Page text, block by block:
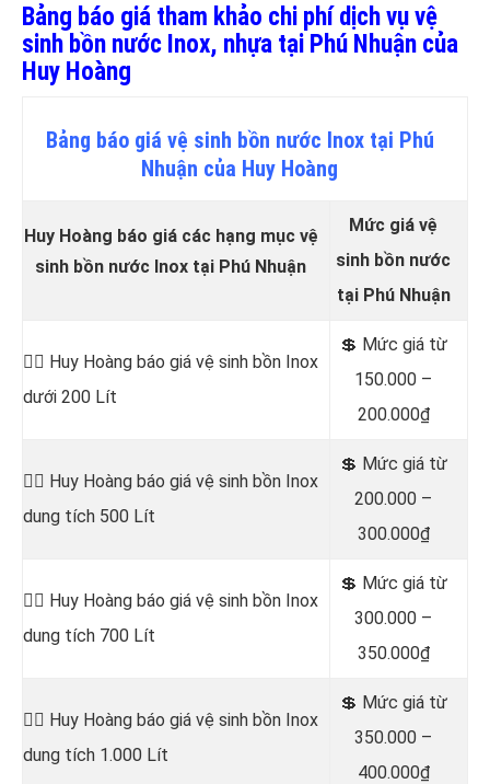
Bảng báo giá tham khảo chi phí dịch vụ vệ
sinh bồn nước Inox, nhựa tại Phú Nhuận của
Huy Hoàng
Bảng báo giá vệ sinh bồn nước Inox tại Phú
Nhuận của Huy Hoàng
Huy Hoàng báo giá các hạng mục vệ
sinh bồn nước Inox tại Phú Nhuận
Mức giá vệ
sinh bồn nước
tại Phú Nhuận
👷‍♂️ Huy Hoàng báo giá vệ sinh bồn Inox
dưới 200 Lít
💲 Mức giá từ
150.000 –
200.000₫
👷‍♂️ Huy Hoàng báo giá vệ sinh bồn Inox
dung tích 500 Lít
💲 Mức giá từ
200.000 –
300.000₫
👷‍♂️ Huy Hoàng báo giá vệ sinh bồn Inox
dung tích 700 Lít
💲 Mức giá từ
300.000 –
350.000₫
👷‍♂️ Huy Hoàng báo giá vệ sinh bồn Inox
dung tích 1.000 Lít
💲 Mức giá từ
350.000 –
400.000₫